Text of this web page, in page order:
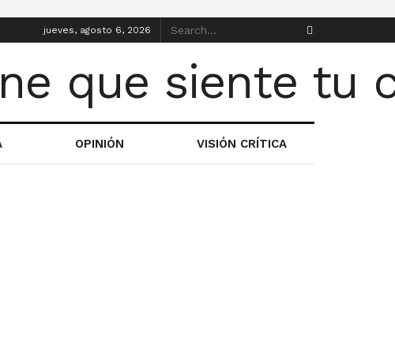
jueves, agosto 6, 2026
OPINIÓN VISIÓN CRÍTICA